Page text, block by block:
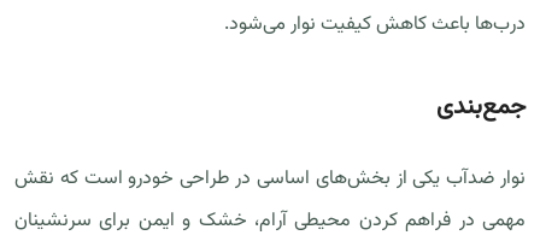
درب‌ها باعث کاهش کیفیت نوار می‌شود.
جمع‌بندی
نوار ضدآب یکی از بخش‌های اساسی در طراحی خودرو است که نقش
مهمی در فراهم کردن محیطی آرام، خشک و ایمن برای سرنشینان